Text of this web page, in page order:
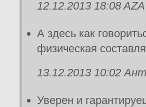
12.12.2013 18:08 AZA
А здесь как
физическая
13.12.2013 10:02
Уверен и